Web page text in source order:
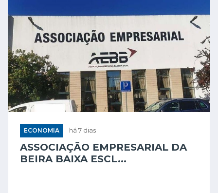
ECONOMIA há 7 dias
ASSOCIAÇÃO EMPRESARIAL DA
BEIRA BAIXA ESCL...